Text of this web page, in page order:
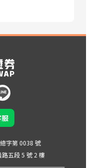
字第 0038 號
五段 5 號 2 樓